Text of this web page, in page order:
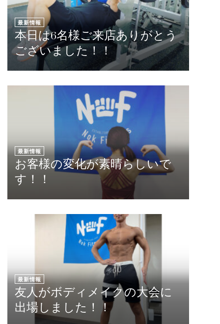
最新情報
本日は6名様ご来店ありがとう
ございました！！
最新情報
お客様の変化が素晴らしいで
す！！
最新情報
友人がボディメイクの大会に
出場しました！！